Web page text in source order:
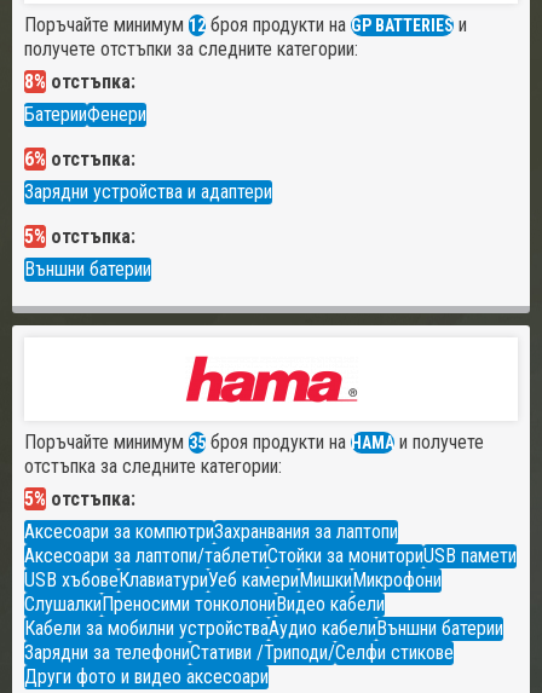
Поръчайте минимум 12 броя продукти на GP BATTERIES и
получете отстъпки за следните категории:
8% отстъпка:
БатерииФенери
6% отстъпка:
Зарядни устройства и адаптери
5% отстъпка:
Външни батерии
Поръчайте минимум 35 броя продукти на HAMA и получете
отстъпка за следните категории:
5% отстъпка:
Аксесоари за компютриЗахранвания за лаптопи
Аксесоари за лаптопи/таблетиСтойки за мониториUSB памети
USB хъбовеКлавиатуриУеб камериМишкиМикрофони
СлушалкиПреносими тонколониВидео кабели
Кабели за мобилни устройстваАудио кабелиВъншни батерии
Зарядни за телефониСтативи /Триподи/Селфи стикове
Други фото и видео аксесоари